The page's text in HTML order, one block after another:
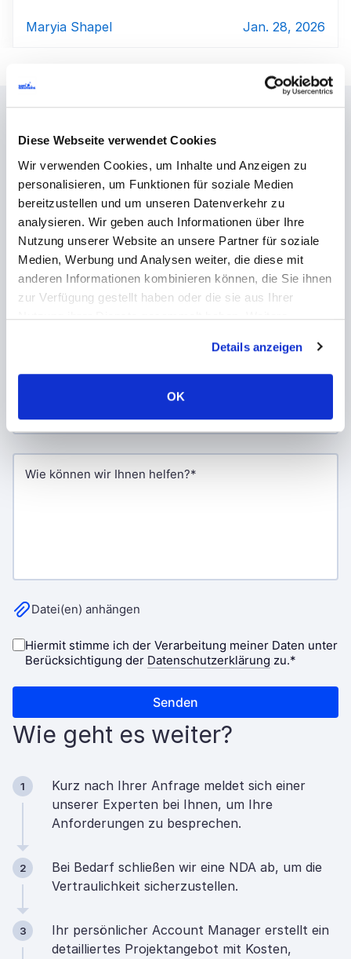
Diese Webseite verwendet Cookies
Wir verwenden Cookies, um Inhalte und Anzeigen zu
personalisieren, um Funktionen für soziale Medien
bereitzustellen und um unseren Datenverkehr zu
analysieren. Wir geben auch Informationen über Ihre
Nutzung unserer Website an unsere Partner für soziale
Medien, Werbung und Analysen weiter, die diese mit
anderen Informationen kombinieren können, die Sie ihnen
zur Verfügung gestellt haben oder die sie aus Ihrer
Nutzung ihrer Dienste gesammelt haben. Weitere
Details anzeigen
OK
Maryia Shapel Jan. 28, 2026
Kontaktieren Sie uns
Bevorzugen Sie persönlichen Kontakt? Schreiben Sie
uns eine
E-Mail
– wir melden uns in Kürze bei Ihnen.
Teilen Sie uns Ihre Ideen oder Anforderungen mit,
und wir helfen Ihnen, diese weiter auszuarbeiten.
Wie geht es weiter?
1
Kurz nach Ihrer Anfrage meldet sich einer
unserer Experten bei Ihnen, um Ihre
Anforderungen zu besprechen.
2
Bei Bedarf schließen wir eine NDA ab, um die
Vertraulichkeit sicherzustellen.
3
Ihr persönlicher Account Manager erstellt ein
detailliertes Projektangebot mit Kosten,